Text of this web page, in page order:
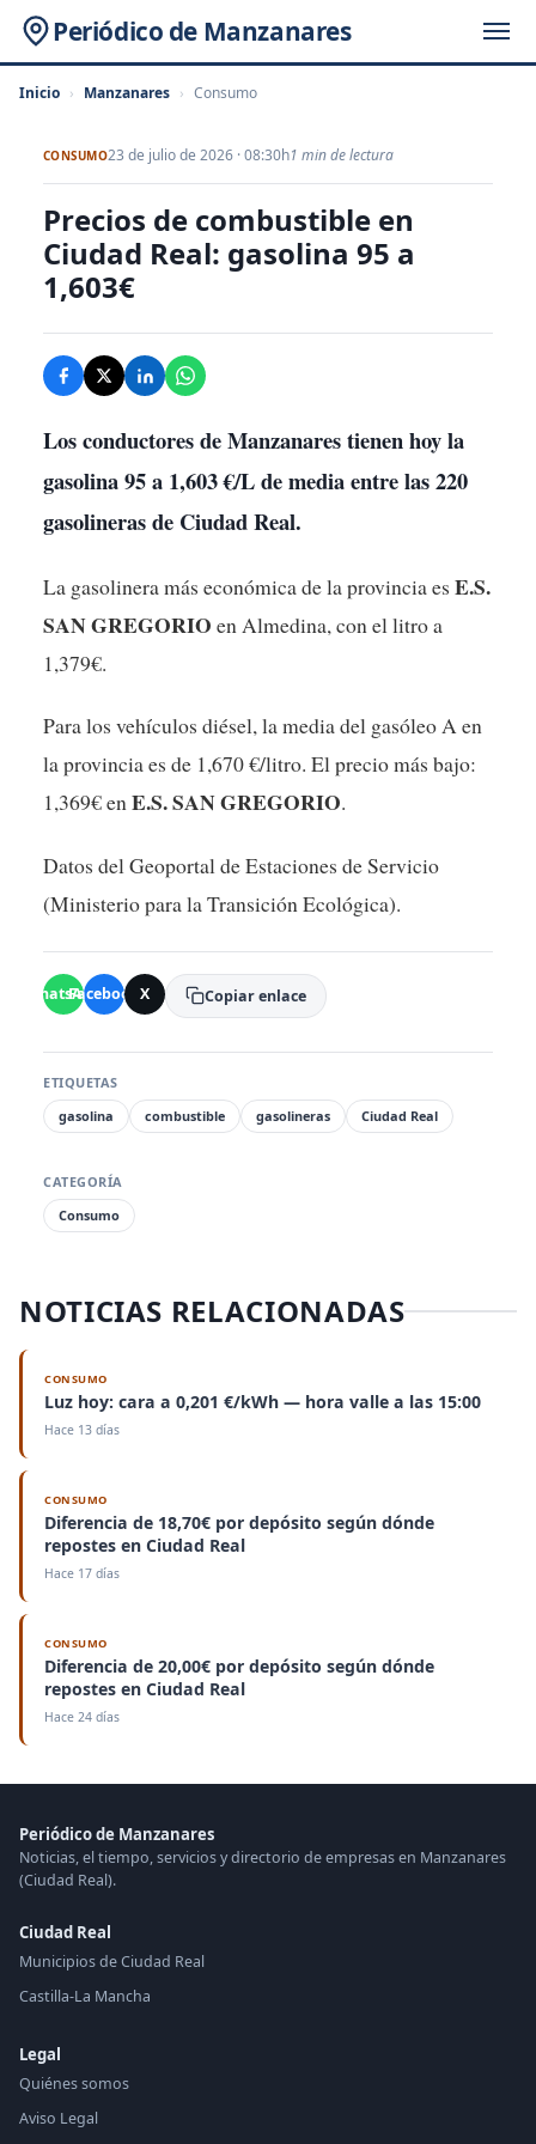
Periódico de Manzanares
Inicio › Manzanares › Consumo
CONSUMO23 de julio de 2026 · 08:30h1 min de lectura
Precios de combustible en
Ciudad Real: gasolina 95 a
1,603€
Los conductores de Manzanares tienen hoy la
gasolina 95 a 1,603 €/L de media entre las 220
gasolineras de Ciudad Real.
La gasolinera más económica de la provincia es E.S.
SAN GREGORIO en Almedina, con el litro a
1,379€.
Para los vehículos diésel, la media del gasóleo A en
la provincia es de 1,670 €/litro. El precio más bajo:
1,369€ enE.S. SAN GREGORIO.
Datos del Geoportal de Estaciones de Servicio
(Ministerio para la Transición Ecológica).
WhatsApp
Facebook X Copiar enlace
ETIQUETAS
gasolina
combustible gasolineras Ciudad Real
CATEGORÍA
Consumo
NOTICIAS RELACIONADAS
CONSUMO
Luz hoy: cara a 0,201 €/kWh — hora valle a las 15:00
Hace 13 días
CONSUMO
Diferencia de 18,70€ por depósito según dónde
repostes en Ciudad Real
Hace 17 días
CONSUMO
Diferencia de 20,00€ por depósito según dónde
repostes en Ciudad Real
Hace 24 días
Periódico de Manzanares
Noticias, el tiempo, servicios y directorio de empresas en Manzanares
(Ciudad Real).
Ciudad Real
Municipios de Ciudad Real
Castilla-La Mancha
Legal
Quiénes somos
Aviso Legal